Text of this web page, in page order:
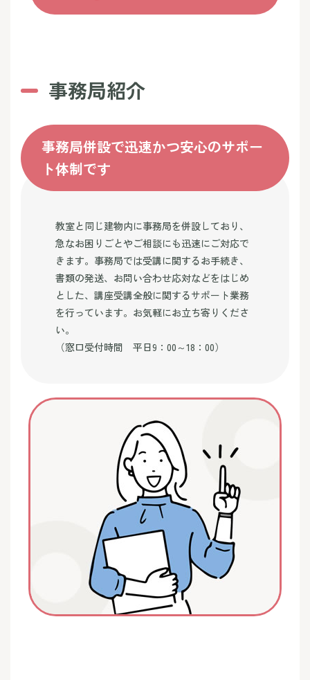
事務局紹介
事務局併設で迅速かつ安心のサポー
ト体制です
教室と同じ建物内に事務局を併設しており、
急なお困りごとやご相談にも迅速にご対応で
きます。事務局では受講に関するお手続き、
書類の発送、お問い合わせ応対などをはじめ
とした、講座受講全般に関するサポート業務
を行っています。お気軽にお立ち寄りくださ
い。
（窓口受付時間 平日9：00～18：00）